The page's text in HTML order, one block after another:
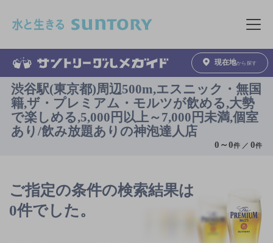
メニュ
現在地から探す
渋谷駅(東京都)周辺500m,エスニック・無国
籍,ザ・プレミアム・モルツが飲める,大勢
で楽しめる,5,000円以上～7,000円未満,個室
あり/飲み放題ありの神泡達人店
0 ～0件 ／0件
ご指定の条件の検索結果は
0件でした。